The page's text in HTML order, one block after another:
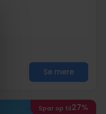
Se mere
Spar op til27%